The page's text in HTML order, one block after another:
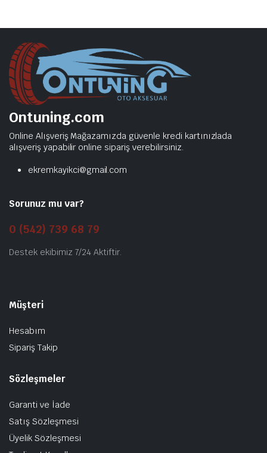
Ontuning.com
Online Alışveriş Mağazamızda güvenle kredi kartınızlada
alışveriş yapabilir online sipariş verebilirsiniz.
ekremkayikci@gmail.com
Sorunuz mu var?
0 (542) 739 68 79
Destek ekibimiz 7/24 Aktiftir.
Müşteri
Hesabım
Sipariş Takip
Sözleşmeler
Garanti ve İade
Satış Sözleşmesi
Üyelik Sözleşmesi